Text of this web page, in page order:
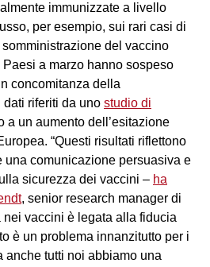
immunizzate a livello
per esempio, sui rari casi di
del vaccino
a marzo hanno sospeso
concomitanza della
riferiti da uno studio di
a un aumento dell’esitazione
“Questi risultati riflettono
una comunicazione persuasiva e
sicurezza dei vaccini – ha
, senior research manager di
nei vaccini è legata alla fiducia
è un problema innanzitutto per i
anche tutti noi abbiamo una